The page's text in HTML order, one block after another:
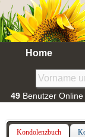
Home
49 Benutzer Online
Kondolenzbuch